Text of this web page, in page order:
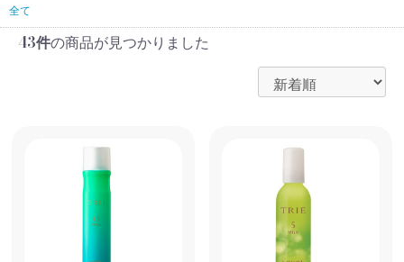
レディース
セット商品
全て
43件の商品が見つかりました